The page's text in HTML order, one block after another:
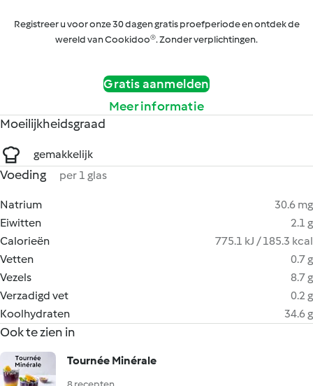
Registreer u voor onze 30 dagen gratis proefperiode en ontdek de
wereld van Cookidoo®. Zonder verplichtingen.
Gratis aanmelden
Meer informatie
Moeilijkheidsgraad
gemakkelijk
Voeding per 1 glas
Natrium
30.6 mg
Eiwitten
2.1 g
Calorieën
775.1 kJ / 185.3 kcal
Vetten
0.7 g
Vezels
8.7 g
Verzadigd vet
0.2 g
Koolhydraten
34.6 g
Ook te zien in
Tournée Minérale